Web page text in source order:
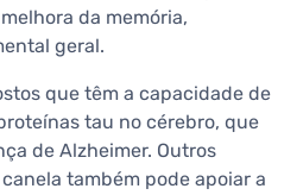
da memória,
geral.
que têm a capacidade de
tau no cérebro, que
de Alzheimer. Outros
também pode apoiar a